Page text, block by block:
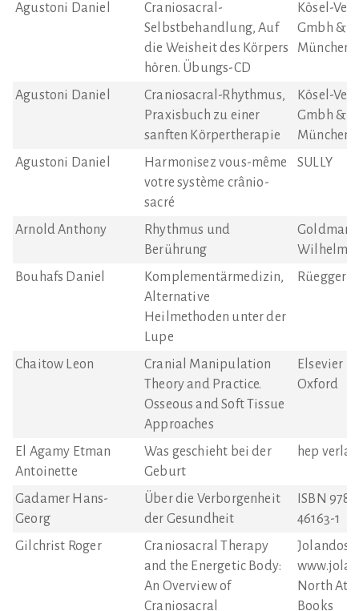
Agustoni Daniel
Craniosacral-
Selbstbehandlung, Auf
die Weisheit des Körpers
hören. Übungs-CD
Kösel-
Gmbh &
München
Agustoni Daniel
Craniosacral-Rhythmus,
Praxisbuch zu einer
sanften Körpertherapie
Kösel-
Gmbh &
München
Agustoni Daniel
Harmonisez vous-même
votre système crânio-
sacré
SULLY
Arnold Anthony
Rhythmus und
Berührung
Goldmann
Wilhelm
Bouhafs Daniel
Komplementärmedizin,
Alternative
Heilmethoden unter der
Lupe
Rüegger
Chaitow Leon
Cranial Manipulation
Theory and Practice.
Osseous and Soft Tissue
Approaches
Elsevier
Oxford
El Agamy Etman
Antoinette
Was geschieht bei der
Geburt
hep verlag
Gadamer Hans-
Georg
Über die Verborgenheit
der Gesundheit
ISBN 978-
46163-1
Gilchrist Roger
Craniosacral Therapy
and the Energetic Body:
An Overview of
Craniosacral
Jolandos
North
Books